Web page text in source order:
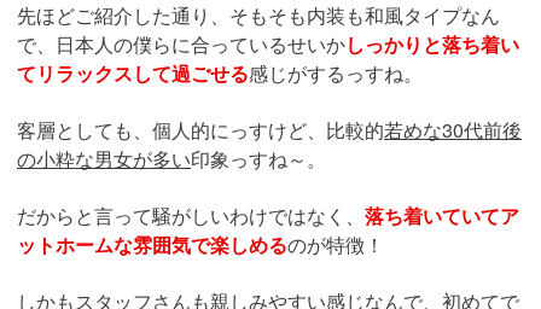
先ほどご紹介した通り、そもそも内装も和風タイプなん
で、日本人の僕らに合っているせいかしっかりと落ち着い
てリラックスして過ごせる感じがするっすね。
客層としても、個人的にっすけど、比較的若めな30代前後
の小粋な男女が多い印象っすね～。
だからと言って騒がしいわけではなく、 落ち着いていてア
ットホームな雰囲気で楽しめるのが特徴！
しかもスタッフさんも親しみやすい感じなんで、初めてで